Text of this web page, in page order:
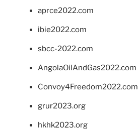
aprce2022.com
ibie2022.com
sbcc-2022.com
AngolaOilAndGas2022.com
Convoy4Freedom2022.com
grur2023.org
hkhk2023.org